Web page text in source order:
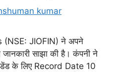
kumar
JIOFIN) ने अपने
साझा की है। कंपनी ने
के लिए Record Date 10